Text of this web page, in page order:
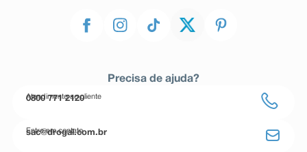
Precisa de ajuda?
Atendimento ao cliente
0800 771 2120
Entre em contato
sac@drogal.com.br